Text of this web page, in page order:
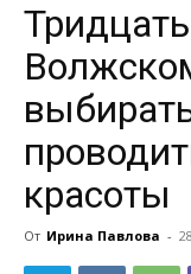
красоты
От Ирина Павлова -